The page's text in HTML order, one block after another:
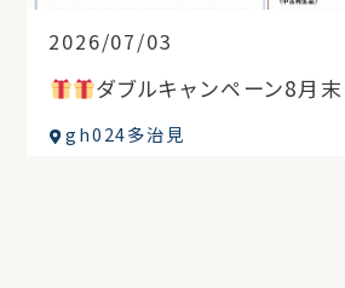
2026/07/03
ダブルキャンペーン8月
gh024多治見